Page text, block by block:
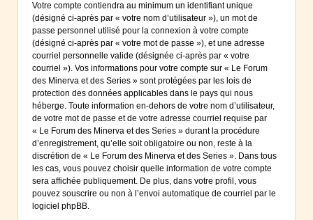
Votre compte contiendra au minimum un identifiant unique
(désigné ci-après par « votre nom d’utilisateur »), un mot de
passe personnel utilisé pour la connexion à votre compte
(désigné ci-après par « votre mot de passe »), et une adresse
courriel personnelle valide (désignée ci-après par « votre
courriel »). Vos informations pour votre compte sur « Le Forum
des Minerva et des Series » sont protégées par les lois de
protection des données applicables dans le pays qui nous
héberge. Toute information en-dehors de votre nom d’utilisateur,
de votre mot de passe et de votre adresse courriel requise par
« Le Forum des Minerva et des Series » durant la procédure
d’enregistrement, qu’elle soit obligatoire ou non, reste à la
discrétion de « Le Forum des Minerva et des Series ». Dans tous
les cas, vous pouvez choisir quelle information de votre compte
sera affichée publiquement. De plus, dans votre profil, vous
pouvez souscrire ou non à l’envoi automatique de courriel par le
logiciel phpBB.